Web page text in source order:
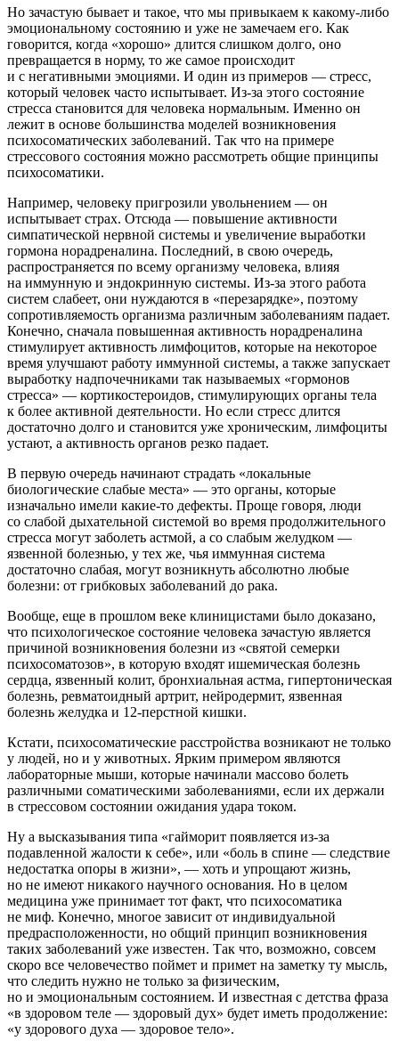
Но зачастую бывает и такое, что мы привыкаем к какому-либо
эмоциональному состоянию и уже не замечаем его. Как
говорится, когда «хорошо» длится слишком долго, оно
превращается в норму, то же самое происходит
и с негативными эмоциями. И один из примеров — стресс,
который человек часто испытывает. Из-за этого состояние
стресса становится для человека нормальным. Именно он
лежит в основе большинства моделей возникновения
психосоматических заболеваний. Так что на примере
стрессового состояния можно рассмотреть общие принципы
психосоматики.
Например, человеку пригрозили увольнением — он
испытывает страх. Отсюда — повышение активности
симпатической нервной системы и увеличение выработки
гормона норадреналина. Последний, в свою очередь,
распространяется по всему организму человека, влияя
на иммунную и эндокринную системы. Из-за этого работа
систем слабеет, они нуждаются в «перезарядке», поэтому
сопротивляемость организма различным заболеваниям падает.
Конечно, сначала повышенная активность норадреналина
стимулирует активность лимфоцитов, которые на некоторое
время улучшают работу иммунной системы, а также запускает
выработку надпочечниками так называемых «гормонов
стресса» — кортикостероидов, стимулирующих органы тела
к более активной деятельности. Но если стресс длится
достаточно долго и становится уже хроническим, лимфоциты
устают, а активность органов резко падает.
В первую очередь начинают страдать «локальные
биологические слабые места» — это органы, которые
изначально имели какие-то дефекты. Проще говоря, люди
со слабой дыхательной системой во время продолжительного
стресса могут заболеть астмой, а со слабым желудком —
язвенной болезнью, у тех же, чья иммунная система
достаточно слабая, могут возникнуть абсолютно любые
болезни: от грибковых заболеваний до рака.
Вообще, еще в прошлом веке клиницистами было доказано,
что психологическое состояние человека зачастую является
причиной возникновения болезни из «святой семерки
психосоматозов», в которую входят ишемическая болезнь
сердца, язвенный колит, бронхиальная астма, гипертоническая
болезнь, ревматоидный артрит, нейродермит, язвенная
болезнь желудка и 12-перстной кишки.
Кстати, психосоматические расстройства возникают не только
у людей, но и у животных. Ярким примером являются
лабораторные мыши, которые начинали массово болеть
различными соматическими заболеваниями, если их держали
в стрессовом состоянии ожидания удара током.
Ну а высказывания типа «гайморит появляется из-за
подавленной жалости к себе», или «боль в спине — следствие
недостатка опоры в жизни», — хоть и упрощают жизнь,
но не имеют никакого научного основания. Но в целом
медицина уже принимает тот факт, что психосоматика
не миф. Конечно, многое зависит от индивидуальной
предрасположенности, но общий принцип возникновения
таких заболеваний уже известен. Так что, возможно, совсем
скоро все человечество поймет и примет на заметку ту мысль,
что следить нужно не только за физическим,
но и эмоциональным состоянием. И известная с детства фраза
«в здоровом теле — здоровый дух» будет иметь продолжение:
«у здорового духа — здоровое тело».